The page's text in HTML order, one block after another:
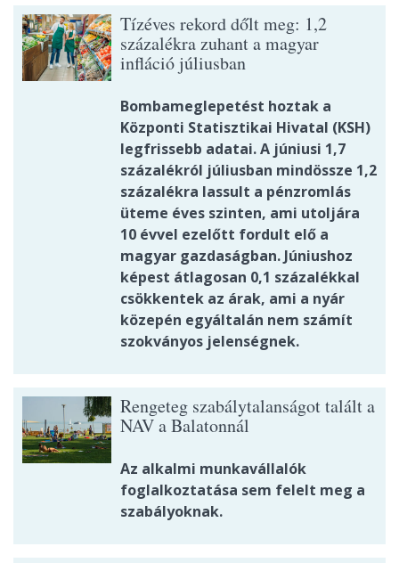
Tízéves rekord dőlt meg: 1,2
százalékra zuhant a magyar
infláció júliusban
Bombameglepetést hoztak a
Központi Statisztikai Hivatal (KSH)
legfrissebb adatai. A júniusi 1,7
százalékról júliusban mindössze 1,2
százalékra lassult a pénzromlás
üteme éves szinten, ami utoljára
10 évvel ezelőtt fordult elő a
magyar gazdaságban. Júniushoz
képest átlagosan 0,1 százalékkal
csökkentek az árak, ami a nyár
közepén egyáltalán nem számít
szokványos jelenségnek.
Rengeteg szabálytalanságot talált a
NAV a Balatonnál
Az alkalmi munkavállalók
foglalkoztatása sem felelt meg a
szabályoknak.